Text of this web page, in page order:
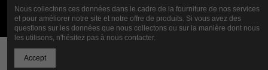
Newsletter
Nous collectons ces données dans le cadre de la fourniture de nos services
et pour améliorer notre site et notre offre de produits. Si vous avez des
questions sur les données que nous collectons ou sur la manière dont nous
les utilisons, n'hésitez pas à nous contacter.
Accept